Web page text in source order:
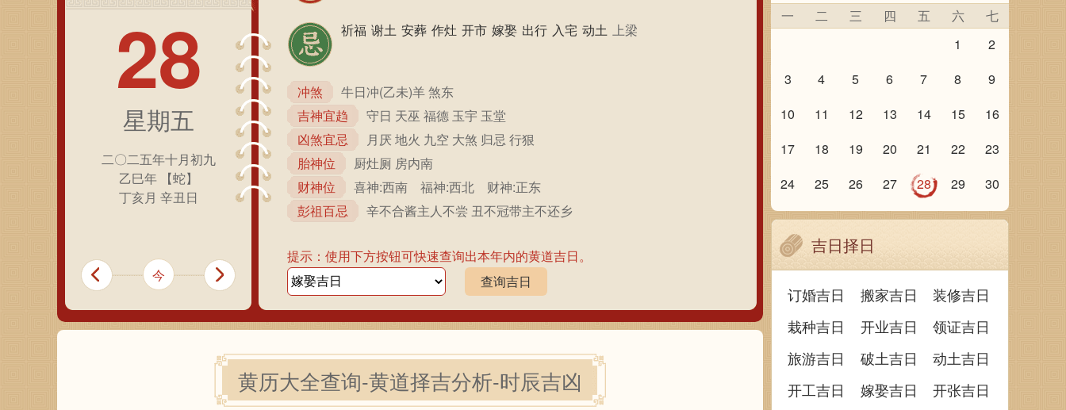
28
星期五
二〇二五年十月初九
乙巳年 【蛇】
丁亥月 辛丑日
今
祈福 谢土 安葬 上梁
作灶 开市 嫁娶 出行 入宅 动土
冲煞
牛日冲(乙未)羊 煞东
吉神宜趋
守日 天巫 福德 玉宇 玉堂
凶煞宜忌
月厌 地火 九空 大煞 归忌 行狠
胎神位
厨灶厕 房内南
财神位
喜神:西南 福神:西北 财神:正东
彭祖百忌
辛不合酱主人不尝 丑不冠带主不还乡
提示：使用下方按钮可快速查询出本年内的黄道吉日。
查询吉日
黄历大全查询-黄道择吉分析-时辰吉凶
一 二 三 四 五 六
七
1
2
3
4 5 6 7 8
9
10
11 12 13 14 15
16
17
18 19 20 21 22
23
24
25 26 27 28 29 30
吉日择日
订婚吉日 搬家吉日
装修吉日
栽种吉日
开业吉日
领证吉日
旅游吉日
破土吉日
动土吉日
开工吉日
嫁娶吉日
开张吉日